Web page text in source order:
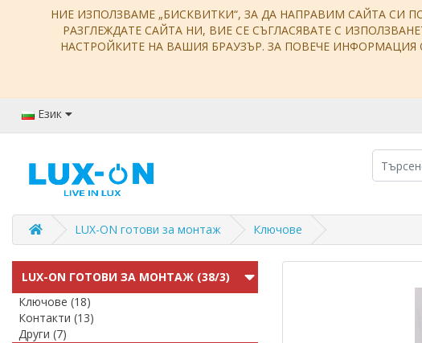
НИЕ ИЗПОЛЗВАМЕ „БИСКВИТКИ“, ЗА ДА НАПРАВИМ САЙТА СИ
РАЗГЛЕЖДАТЕ САЙТА НИ, ВИЕ СЕ СЪГЛАСЯВАТЕ С
НАСТРОЙКИТЕ НА ВАШИЯ БРАУЗЪР. ЗА ПОВЕЧЕ
Език
LUX-ON готови за монтаж Ключове
LUX-ON ГОТОВИ ЗА МОНТАЖ (38/3)
Ключове (18)
Контакти (13)
Други (7)